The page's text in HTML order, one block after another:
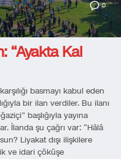
0
“Ayakta Kal
basmayı kabul eden
bir ilan verdiler. Bu ilanı
başlığıyla yayına
İlanda şu çağrı var: “Hâlâ
Liyakat dışı ilişkilere
ve idari çöküşe